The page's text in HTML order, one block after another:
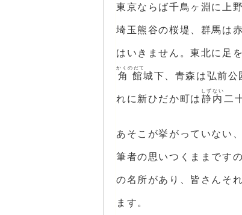
東京ならば千鳥ヶ淵に上
埼玉熊谷の桜堤、群馬は
はいきません。東北に足
角館
かくのだて
城下、青森は弘前
れに新ひだか町は 静内
しずない
二
あそこが挙がっていない
筆者の思いつくままです
の名所があり、皆さんそ
ます。